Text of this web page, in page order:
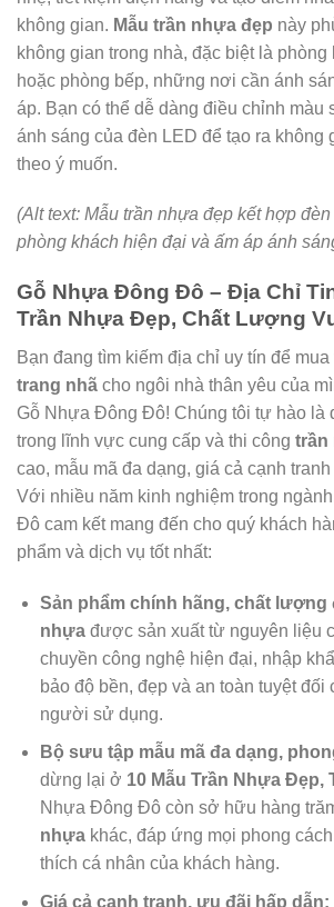
không gian. Mẫu trần nhựa đẹp này
không gian trong nhà, đặc biệt là phòng
hoặc phòng bếp, những nơi cần ánh
áp. Bạn có thể dễ dàng điều chỉnh màu
ánh sáng của đèn LED để tạo ra không
theo ý muốn.
(Alt text: Mẫu trần nhựa đẹp kết hợp
phòng khách hiện đại và ấm áp ánh
Gỗ Nhựa Đông Đô – Địa Chỉ
Trần Nhựa Đẹp, Chất Lượng
Bạn đang tìm kiếm địa chỉ uy tín để mua
trang nhã cho ngôi nhà thân yêu của
Gỗ Nhựa Đông Đô! Chúng tôi tự hào là
trong lĩnh vực cung cấp và thi công trần
cao, mẫu mã đa dạng, giá cả cạnh
Với nhiều năm kinh nghiệm trong
Đô cam kết mang đến cho quý khách
phẩm và dịch vụ tốt nhất:
Sản phẩm chính hãng, chất lượng
nhựađược sản xuất từ nguyên liệu
chuyền công nghệ hiện đại, nhập
bảo độ bền, đẹp và an toàn tuyệt đối
người sử dụng.
Bộ sưu tập mẫu mã đa dạng,
dừng lại ở 10 Mẫu Trần Nhựa Đẹp,
Nhựa Đông Đô còn sở hữu hàng
nhựakhác, đáp ứng mọi phong
thích cá nhân của khách hàng.
Giá cả cạnh tranh, ưu đãi hấp dẫn: